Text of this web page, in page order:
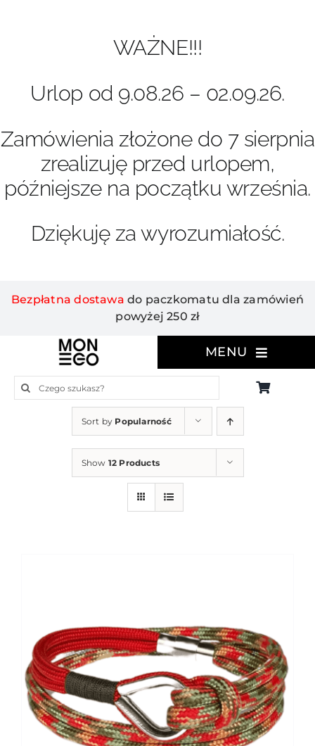
WAŻNE!!!
Urlop od 9.08.26 – 02.09.26.
Zamówienia złożone do 7 sierpnia
zrealizuję przed urlopem,
późniejsze na początku września.
Dziękuję za wyrozumiałość.
Bezpłatna dostawa do paczkomatu dla zamówień
powyżej 250 zł
MENU
Szukaj
Sort by Popularność
Show 12 Products